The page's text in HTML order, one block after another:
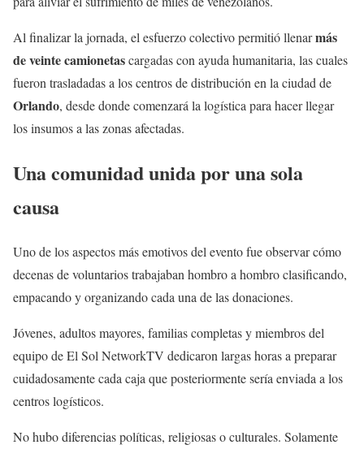
Al finalizar la jornada, el esfuerzo colectivo permitió llenarmás
de veinte camionetascargadas con ayuda humanitaria, las cuales
fueron trasladadas a los centros de distribución en la ciudad de
Orlando, desde donde comenzará la logística para hacer llegar
los insumos a las zonas afectadas.
Una comunidad unida por una sola
causa
Uno de los aspectos más emotivos del evento fue observar cómo
decenas de voluntarios trabajaban hombro a hombro clasificando,
empacando y organizando cada una de las donaciones.
Jóvenes, adultos mayores, familias completas y miembros del
equipo de El Sol NetworkTV dedicaron largas horas a preparar
cuidadosamente cada caja que posteriormente sería enviada a los
centros logísticos.
No hubo diferencias políticas, religiosas o culturales. Solamente